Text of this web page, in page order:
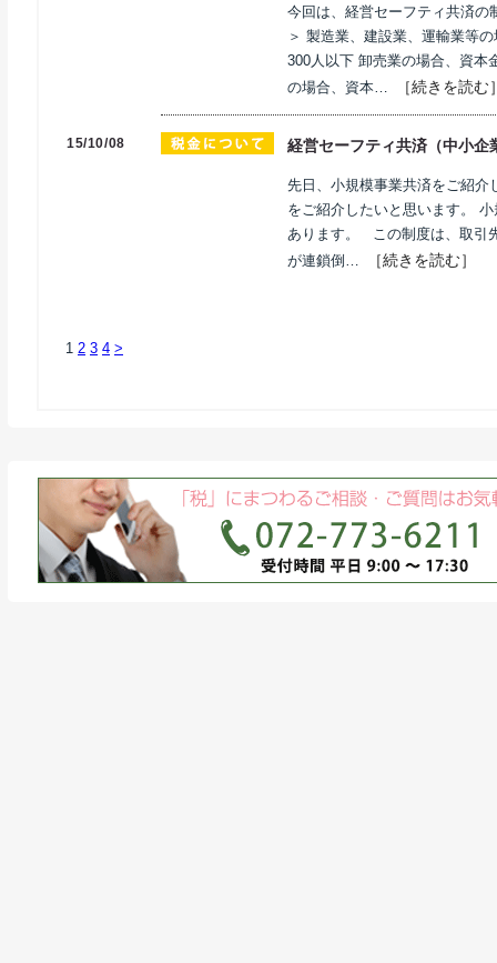
今回は、経営セーフティ共済の
＞ 製造業、建設業、運輸業等
300人以下 卸売業の場合、資本
の場合、資本…
［続きを読む
15/10/08 経営セーフティ共済（中小
先日、小規模事業共済をご紹介
をご紹介したいと思います。
あります。 この制度は、取引
が連鎖倒…
［続きを読む］
1 2 3 4 >